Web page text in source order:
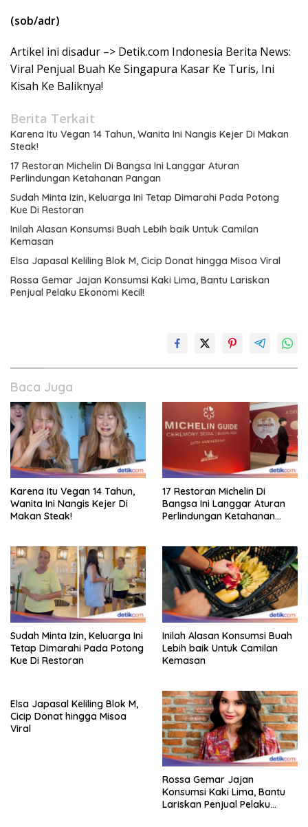
(sob/adr)
Artikel ini disadur –> Detik.com Indonesia Berita News:
Viral Penjual Buah Ke Singapura Kasar Ke Turis, Ini
Kisah Ke Baliknya!
Berita Terkait
Karena Itu Vegan 14 Tahun, Wanita Ini Nangis Kejer Di Makan
Steak!
17 Restoran Michelin Di Bangsa Ini Langgar Aturan
Perlindungan Ketahanan Pangan
Sudah Minta Izin, Keluarga Ini Tetap Dimarahi Pada Potong
Kue Di Restoran
Inilah Alasan Konsumsi Buah Lebih baik Untuk Camilan
Kemasan
Elsa Japasal Keliling Blok M, Cicip Donat hingga Misoa Viral
Rossa Gemar Jajan Konsumsi Kaki Lima, Bantu Lariskan
Penjual Pelaku Ekonomi Kecil!
Baca Juga
Karena Itu Vegan 14 Tahun,
Wanita Ini Nangis Kejer Di
Makan Steak!
17 Restoran Michelin Di
Bangsa Ini Langgar Aturan
Perlindungan Ketahanan
Sudah Minta Izin, Keluarga Ini
Tetap Dimarahi Pada Potong
Kue Di Restoran
Inilah Alasan Konsumsi Buah
Lebih baik Untuk Camilan
Kemasan
Elsa Japasal Keliling Blok M,
Cicip Donat hingga Misoa
Viral
Rossa Gemar Jajan
Konsumsi Kaki Lima, Bantu
Lariskan Penjual Pelaku